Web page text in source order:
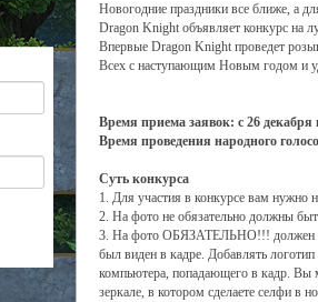
Новогодние праздники все ближе, а
Dragon Knight объявляет конкурс на
Впервые Dragon Knight проведет
Всех с наступающим Новым годом и
Время приема заявок: с 26
Время проведения народного
Суть конкурса
1. Для участия в конкурсе вам нужно
2. На фото не обязательно должны
3. На фото ОБЯЗАТЕЛЬНО!!! должен
был виден в кадре. Добавлять
компьютера, попадающего в кадр. Вы
зеркале, в котором сделаете селфи в